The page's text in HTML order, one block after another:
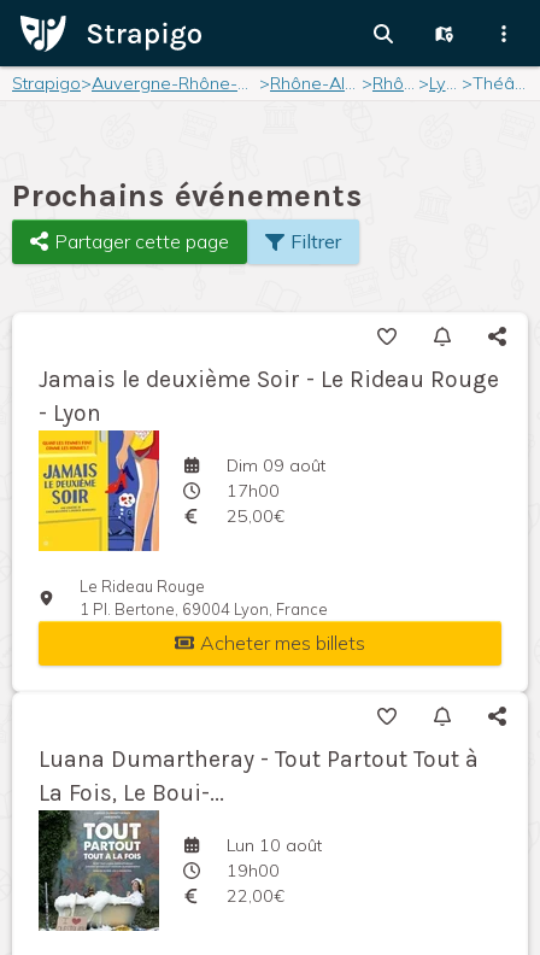
Strapigo> Auvergne-Rhône-Alpes > Rhône-Alpes > Rhône > Lyon > Théâtre
Prochains événements
Partager cette page Filtrer
Jamais le deuxième Soir - Le Rideau Rouge
- Lyon
Dim 09 août
17h00
25,00€
Le Rideau Rouge
1 Pl. Bertone, 69004 Lyon, France
Acheter mes billets
Luana Dumartheray - Tout Partout Tout à
La Fois, Le Boui-...
Lun 10 août
19h00
22,00€